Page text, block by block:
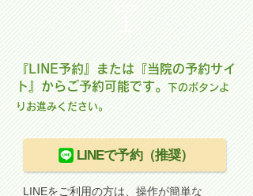
STEP
１
『LINE予約』または『当院の予約サイ
ト』からご予約可能です。下のボタンよ
りお進みください。
LINEで予約（推奨）
LINEをご利用の方は、操作が簡単な